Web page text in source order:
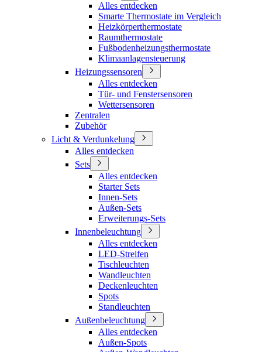
Alles entdecken
Smarte Thermostate im Vergleich
Heizkörperthermostate
Raumthermostate
Fußbodenheizungsthermostate
Klimaanlagensteuerung
Heizungssensoren
Alles entdecken
Tür- und Fenstersensoren
Wettersensoren
Zentralen
Zubehör
Licht & Verdunkelung
Alles entdecken
Sets
Alles entdecken
Starter Sets
Innen-Sets
Außen-Sets
Erweiterungs-Sets
Innenbeleuchtung
Alles entdecken
LED-Streifen
Tischleuchten
Wandleuchten
Deckenleuchten
Spots
Standleuchten
Außenbeleuchtung
Alles entdecken
Außen-Spots